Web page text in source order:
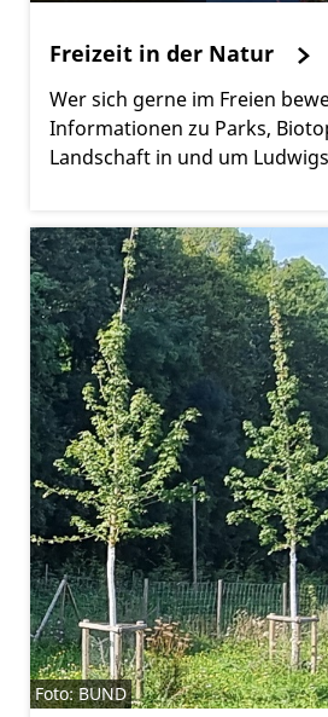
Freizeit in der Natur
Wer sich gerne im Freien
Informationen zu Parks,
Landschaft in und um
Foto: BUND